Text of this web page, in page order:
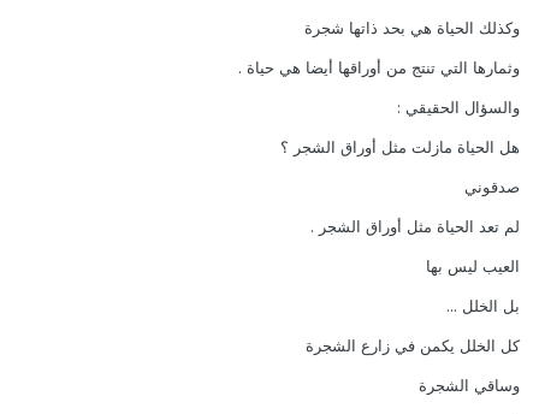
وكذلك الحياة هي بحد ذاتها شجرة
وثمارها التي تنتج من أوراقها أيضا هي حياة .
والسؤال الحقيقي :
هل الحياة مازلت مثل أوراق الشجر ؟
صدقوني
لم تعد الحياة مثل أوراق الشجر .
العيب ليس بها
بل الخلل ...
كل الخلل يكمن في زارع الشجرة
وساقي الشجرة